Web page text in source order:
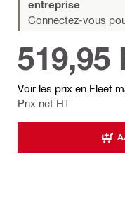
entreprise
Connectez-vous
Voir les prix en Fleet
Prix net HT
519,95